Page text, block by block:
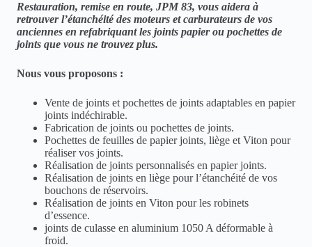
Restauration, remise en route, JPM 83, vous aidera à
retrouver l’étanchéité des moteurs et carburateurs de vos
anciennes en refabriquant les joints papier ou pochettes de
joints que vous ne trouvez plus.
Nous vous proposons :
Vente de joints et pochettes de joints adaptables en papier
joints indéchirable.
Fabrication de joints ou pochettes de joints.
Pochettes de feuilles de papier joints, liège et Viton pour
réaliser vos joints.
Réalisation de joints personnalisés en papier joints.
Réalisation de joints en liège pour l’étanchéité de vos
bouchons de réservoirs.
Réalisation de joints en Viton pour les robinets
d’essence.
joints de culasse en aluminium 1050 A déformable à
froid.